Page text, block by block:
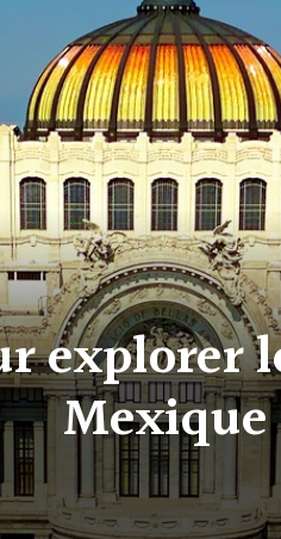
explorer
Mexique